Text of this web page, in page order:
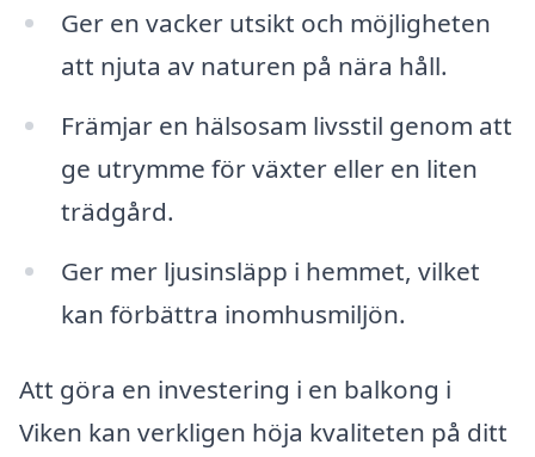
Ger en vacker utsikt och möjligheten
att njuta av naturen på nära håll.
Främjar en hälsosam livsstil genom att
ge utrymme för växter eller en liten
trädgård.
Ger mer ljusinsläpp i hemmet, vilket
kan förbättra inomhusmiljön.
Att göra en investering i en balkong i
Viken kan verkligen höja kvaliteten på ditt